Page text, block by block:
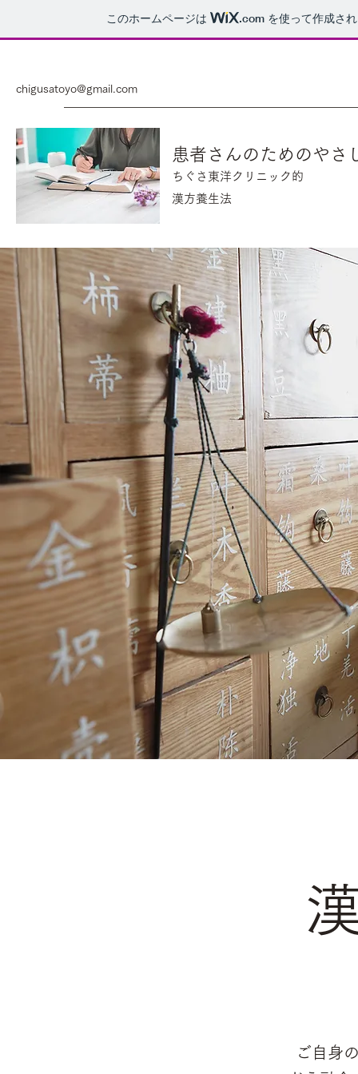
このホームページは .com を使って作成さ
chigusatoyo@gmail.com
患者さんのためのやさ
ちぐさ東洋クリニック的
​漢方養生法
ご自身